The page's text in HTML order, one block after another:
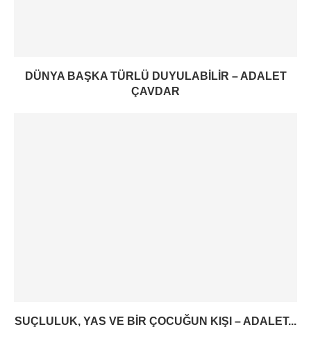
DÜNYA BAŞKA TÜRLÜ DUYULABILIR – ADALET
ÇAVDAR
SUÇLULUK, YAS VE BIR ÇOCUĞUN KIŞI – ADALET...